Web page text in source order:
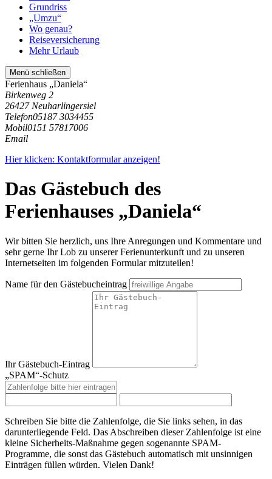
Grundriss
„Umzu“
Wo genau?
Reiseversicherung
Mehr Urlaub
Menü schließen
Ferienhaus „Daniela“
Birkenweg 2
26427 Neuharlingersiel
Telefon05187 3034455
Mobil0151 57817006
Email
Hier klicken: Kontaktformular anzeigen!
Das Gästebuch des
Ferienhauses „Daniela“
Wir bitten Sie herzlich, uns Ihre Anregungen und Kommentare und
sehr gerne Ihr Lob zu unserer Ferienunterkunft und zu unseren
Internetseiten im folgenden Formular mitzuteilen!
Name für den Gästebucheintrag
Ihr Gästebuch-Eintrag
„SPAM“-Schutz
Schreiben Sie bitte die Zahlenfolge, die Sie links sehen, in das
darunterliegende Feld. Das Abschreiben dieser Zahlenfolge ist eine
kleine Sicherheits-Maßnahme gegen sogenannte SPAM-
Programme, die sonst das Gästebuch automatisch mit unsinnigen
Einträgen füllen würden. Vielen Dank!